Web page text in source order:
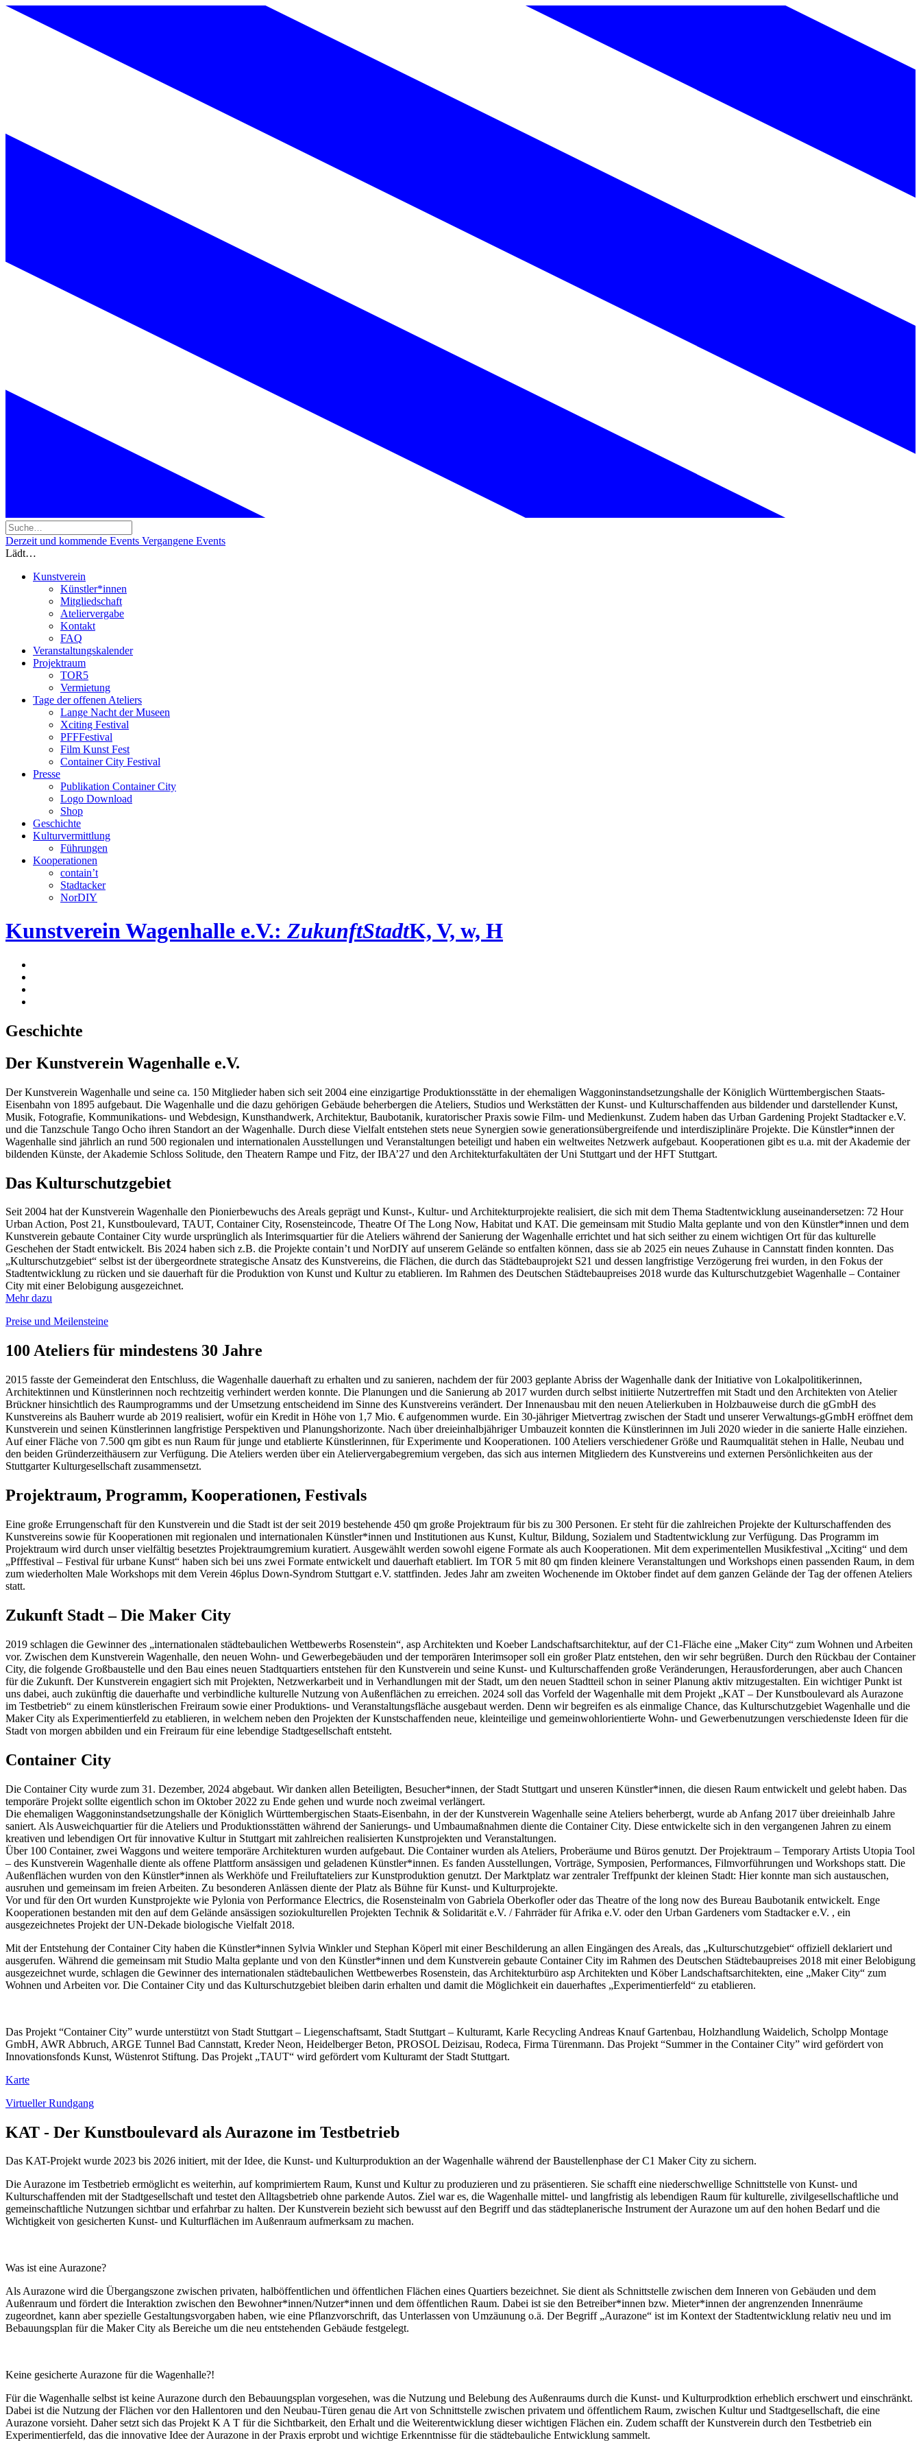
Derzeit und kommende Events Vergangene Events
Lädt…
Kunstverein
Künstler*innen
Mitgliedschaft
Ateliervergabe
Kontakt
FAQ
Veranstaltungskalender
Projektraum
TOR5
Vermietung
Tage der offenen Ateliers
Lange Nacht der Museen
Xciting Festival
PFFFestival
Film Kunst Fest
Container City Festival
Presse
Publikation Container City
Logo Download
Shop
Geschichte
Kulturvermittlung
Führungen
Kooperationen
contain’t
Stadtacker
NorDIY
Kunstverein Wagenhalle e.V.: ZukunftStadtK, V, w, H
Geschichte
Der Kunstverein Wagenhalle e.V.
Der Kunstverein Wagenhalle und seine ca. 150 Mitglieder haben sich seit 2004 eine einzigartige Produktionsstätte in der ehemaligen Waggoninstandsetzungshalle der Königlich Württembergischen Staats-
Eisenbahn von 1895 aufgebaut. Die Wagenhalle und die dazu gehörigen Gebäude beherbergen die Ateliers, Studios und Werkstätten der Kunst- und Kulturschaffenden aus bildender und darstellender Kunst,
Musik, Fotografie, Kommunikations- und Webdesign, Kunsthandwerk, Architektur, Baubotanik, kuratorischer Praxis sowie Film- und Medienkunst. Zudem haben das Urban Gardening Projekt Stadtacker e.V.
und die Tanzschule Tango Ocho ihren Standort an der Wagenhalle. Durch diese Vielfalt entstehen stets neue Synergien sowie generationsübergreifende und interdisziplinäre Projekte. Die Künstler*innen der
Wagenhalle sind jährlich an rund 500 regionalen und internationalen Ausstellungen und Veranstaltungen beteiligt und haben ein weltweites Netzwerk aufgebaut. Kooperationen gibt es u.a. mit der Akademie der
bildenden Künste, der Akademie Schloss Solitude, den Theatern Rampe und Fitz, der IBA’27 und den Architekturfakultäten der Uni Stuttgart und der HFT Stuttgart.
Das Kulturschutzgebiet
Seit 2004 hat der Kunstverein Wagenhalle den Pionierbewuchs des Areals geprägt und Kunst-, Kultur- und Architekturprojekte realisiert, die sich mit dem Thema Stadtentwicklung auseinandersetzen: 72 Hour
Urban Action, Post 21, Kunstboulevard, TAUT, Container City, Rosensteincode, Theatre Of The Long Now, Habitat und KAT. Die gemeinsam mit Studio Malta geplante und von den Künstler*innen und dem
Kunstverein gebaute Container City wurde ursprünglich als Interimsquartier für die Ateliers während der Sanierung der Wagenhalle errichtet und hat sich seither zu einem wichtigen Ort für das kulturelle
Geschehen der Stadt entwickelt. Bis 2024 haben sich z.B. die Projekte contain’t und NorDIY auf unserem Gelände so entfalten können, dass sie ab 2025 ein neues Zuhause in Cannstatt finden konnten. Das
„Kulturschutzgebiet“ selbst ist der übergeordnete strategische Ansatz des Kunstvereins, die Flächen, die durch das Städtebauprojekt S21 und dessen langfristige Verzögerung frei wurden, in den Fokus der
Stadtentwicklung zu rücken und sie dauerhaft für die Produktion von Kunst und Kultur zu etablieren. Im Rahmen des Deutschen Städtebaupreises 2018 wurde das Kulturschutzgebiet Wagenhalle – Container
City mit einer Belobigung ausgezeichnet.
Mehr dazu
Preise und Meilensteine
100 Ateliers für mindestens 30 Jahre
2015 fasste der Gemeinderat den Entschluss, die Wagenhalle dauerhaft zu erhalten und zu sanieren, nachdem der für 2003 geplante Abriss der Wagenhalle dank der Initiative von Lokalpolitikerinnen,
Architektinnen und Künstlerinnen noch rechtzeitig verhindert werden konnte. Die Planungen und die Sanierung ab 2017 wurden durch selbst initiierte Nutzertreffen mit Stadt und den Architekten von Atelier
Brückner hinsichtlich des Raumprogramms und der Umsetzung entscheidend im Sinne des Kunstvereins verändert. Der Innenausbau mit den neuen Atelierkuben in Holzbauweise durch die gGmbH des
Kunstvereins als Bauherr wurde ab 2019 realisiert, wofür ein Kredit in Höhe von 1,7 Mio. € aufgenommen wurde. Ein 30-jähriger Mietvertrag zwischen der Stadt und unserer Verwaltungs-gGmbH eröffnet dem
Kunstverein und seinen Künstlerinnen langfristige Perspektiven und Planungshorizonte. Nach über dreieinhalbjähriger Umbauzeit konnten die Künstlerinnen im Juli 2020 wieder in die sanierte Halle einziehen.
Auf einer Fläche von 7.500 qm gibt es nun Raum für junge und etablierte Künstlerinnen, für Experimente und Kooperationen. 100 Ateliers verschiedener Größe und Raumqualität stehen in Halle, Neubau und
den beiden Gründerzeithäusern zur Verfügung. Die Ateliers werden über ein Ateliervergabegremium vergeben, das sich aus internen Mitgliedern des Kunstvereins und externen Persönlichkeiten aus der
Stuttgarter Kulturgesellschaft zusammensetzt.
Projektraum, Programm, Kooperationen, Festivals
Eine große Errungenschaft für den Kunstverein und die Stadt ist der seit 2019 bestehende 450 qm große Projektraum für bis zu 300 Personen. Er steht für die zahlreichen Projekte der Kulturschaffenden des
Kunstvereins sowie für Kooperationen mit regionalen und internationalen Künstler*innen und Institutionen aus Kunst, Kultur, Bildung, Sozialem und Stadtentwicklung zur Verfügung. Das Programm im
Projektraum wird durch unser vielfältig besetztes Projektraumgremium kuratiert. Ausgewählt werden sowohl eigene Formate als auch Kooperationen. Mit dem experimentellen Musikfestival „Xciting“ und dem
„Pfffestival – Festival für urbane Kunst“ haben sich bei uns zwei Formate entwickelt und dauerhaft etabliert. Im TOR 5 mit 80 qm finden kleinere Veranstaltungen und Workshops einen passenden Raum, in dem
zum wiederholten Male Workshops mit dem Verein 46plus Down-Syndrom Stuttgart e.V. stattfinden. Jedes Jahr am zweiten Wochenende im Oktober findet auf dem ganzen Gelände der Tag der offenen Ateliers
statt.
Zukunft Stadt – Die Maker City
2019 schlagen die Gewinner des „internationalen städtebaulichen Wettbewerbs Rosenstein“, asp Architekten und Koeber Landschaftsarchitektur, auf der C1-Fläche eine „Maker City“ zum Wohnen und Arbeiten
vor. Zwischen dem Kunstverein Wagenhalle, den neuen Wohn- und Gewerbegebäuden und der temporären Interimsoper soll ein großer Platz entstehen, den wir sehr begrüßen. Durch den Rückbau der Container
City, die folgende Großbaustelle und den Bau eines neuen Stadtquartiers entstehen für den Kunstverein und seine Kunst- und Kulturschaffenden große Veränderungen, Herausforderungen, aber auch Chancen
für die Zukunft. Der Kunstverein engagiert sich mit Projekten, Netzwerkarbeit und in Verhandlungen mit der Stadt, um den neuen Stadtteil schon in seiner Planung aktiv mitzugestalten. Ein wichtiger Punkt ist
uns dabei, auch zukünftig die dauerhafte und verbindliche kulturelle Nutzung von Außenflächen zu erreichen. 2024 soll das Vorfeld der Wagenhalle mit dem Projekt „KAT – Der Kunstboulevard als Aurazone
im Testbetrieb“ zu einem künstlerischen Freiraum sowie einer Produktions- und Veranstaltungsfläche ausgebaut werden. Denn wir begreifen es als einmalige Chance, das Kulturschutzgebiet Wagenhalle und die
Maker City als Experimentierfeld zu etablieren, in welchem neben den Projekten der Kunstschaffenden neue, kleinteilige und gemeinwohlorientierte Wohn- und Gewerbenutzungen verschiedenste Ideen für die
Stadt von morgen abbilden und ein Freiraum für eine lebendige Stadtgesellschaft entsteht.
Container City
Die Container City wurde zum 31. Dezember, 2024 abgebaut. Wir danken allen Beteiligten, Besucher*innen, der Stadt Stuttgart und unseren Künstler*innen, die diesen Raum entwickelt und gelebt haben. Das
temporäre Projekt sollte eigentlich schon im Oktober 2022 zu Ende gehen und wurde noch zweimal verlängert.
Die ehemaligen Waggoninstandsetzungshalle der Königlich Württembergischen Staats-Eisenbahn, in der der Kunstverein Wagenhalle seine Ateliers beherbergt, wurde ab Anfang 2017 über dreieinhalb Jahre
saniert. Als Ausweichquartier für die Ateliers und Produktionsstätten während der Sanierungs- und Umbaumaßnahmen diente die Container City. Diese entwickelte sich in den vergangenen Jahren zu einem
kreativen und lebendigen Ort für innovative Kultur in Stuttgart mit zahlreichen realisierten Kunstprojekten und Veranstaltungen.
Über 100 Container, zwei Waggons und weitere temporäre Architekturen wurden aufgebaut. Die Container wurden als Ateliers, Proberäume und Büros genutzt. Der Projektraum – Temporary Artists Utopia Tool
– des Kunstverein Wagenhalle diente als offene Plattform ansässigen und geladenen Künstler*innen. Es fanden Ausstellungen, Vorträge, Symposien, Performances, Filmvorführungen und Workshops statt. Die
Außenflächen wurden von den Künstler*innen als Werkhöfe und Freiluftateliers zur Kunstproduktion genutzt. Der Marktplatz war zentraler Treffpunkt der kleinen Stadt: Hier konnte man sich austauschen,
ausruhen und gemeinsam im freien Arbeiten. Zu besonderen Anlässen diente der Platz als Bühne für Kunst- und Kulturprojekte.
Vor und für den Ort wurden Kunstprojekte wie Pylonia von Performance Electrics, die Rosensteinalm von Gabriela Oberkofler oder das Theatre of the long now des Bureau Baubotanik entwickelt. Enge
Kooperationen bestanden mit den auf dem Gelände ansässigen soziokulturellen Projekten Technik & Solidarität e.V. / Fahrräder für Afrika e.V. oder den Urban Gardeners vom Stadtacker e.V. , ein
ausgezeichnetes Projekt der UN-Dekade biologische Vielfalt 2018.
Mit der Entstehung der Container City haben die Künstler*innen Sylvia Winkler und Stephan Köperl mit einer Beschilderung an allen Eingängen des Areals, das „Kulturschutzgebiet“ offiziell deklariert und
ausgerufen. Während die gemeinsam mit Studio Malta geplante und von den Künstler*innen und dem Kunstverein gebaute Container City im Rahmen des Deutschen Städtebaupreises 2018 mit einer Belobigung
ausgezeichnet wurde, schlagen die Gewinner des internationalen städtebaulichen Wettbewerbes Rosenstein, das Architekturbüro asp Architekten und Köber Landschaftsarchitekten, eine „Maker City“ zum
Wohnen und Arbeiten vor. Die Container City und das Kulturschutzgebiet bleiben darin erhalten und damit die Möglichkeit ein dauerhaftes „Experimentierfeld“ zu etablieren.
Das Projekt “Container City” wurde unterstützt von Stadt Stuttgart – Liegenschaftsamt, Stadt Stuttgart – Kulturamt, Karle Recycling Andreas Knauf Gartenbau, Holzhandlung Waidelich, Scholpp Montage
GmbH, AWR Abbruch, ARGE Tunnel Bad Cannstatt, Kreder Neon, Heidelberger Beton, PROSOL Deizisau, Rodeca, Firma Türenmann. Das Projekt “Summer in the Container City” wird gefördert von
Innovationsfonds Kunst, Wüstenrot Stiftung. Das Projekt „TAUT“ wird gefördert vom Kulturamt der Stadt Stuttgart.
Karte
Virtueller Rundgang
KAT - Der Kunstboulevard als Aurazone im Testbetrieb
Das KAT-Projekt wurde 2023 bis 2026 initiert, mit der Idee, die Kunst- und Kulturproduktion an der Wagenhalle während der Baustellenphase der C1 Maker City zu sichern.
Die Aurazone im Testbetrieb ermöglicht es weiterhin, auf komprimiertem Raum, Kunst und Kultur zu produzieren und zu präsentieren. Sie schafft eine niederschwellige Schnittstelle von Kunst- und
Kulturschaffenden mit der Stadtgesellschaft und testet den Alltagsbetrieb ohne parkende Autos. Ziel war es, die Wagenhalle mittel- und langfristig als lebendigen Raum für kulturelle, zivilgesellschaftliche und
gemeinschaftliche Nutzungen sichtbar und erfahrbar zu halten. Der Kunstverein bezieht sich bewusst auf den Begriff und das städteplanerische Instrument der Aurazone um auf den hohen Bedarf und die
Wichtigkeit von gesicherten Kunst- und Kulturflächen im Außenraum aufmerksam zu machen.
Was ist eine Aurazone?
Als Aurazone wird die Übergangszone zwischen privaten, halböffentlichen und öffentlichen Flächen eines Quartiers bezeichnet. Sie dient als Schnittstelle zwischen dem Inneren von Gebäuden und dem
Außenraum und fördert die Interaktion zwischen den Bewohner*innen/Nutzer*innen und dem öffentlichen Raum. Dabei ist sie den Betreiber*innen bzw. Mieter*innen der angrenzenden Innenräume
zugeordnet, kann aber spezielle Gestaltungsvorgaben haben, wie eine Pflanzvorschrift, das Unterlassen von Umzäunung o.ä. Der Begriff „Aurazone“ ist im Kontext der Stadtentwicklung relativ neu und im
Bebauungsplan für die Maker City als Bereiche um die neu entstehenden Gebäude festgelegt.
Keine gesicherte Aurazone für die Wagenhalle?!
Für die Wagenhalle selbst ist keine Aurazone durch den Bebauungsplan vorgesehen, was die Nutzung und Belebung des Außenraums durch die Kunst- und Kulturprodktion erheblich erschwert und einschränkt.
Dabei ist die Nutzung der Flächen vor den Hallentoren und den Neubau-Türen genau die Art von Schnittstelle zwischen privatem und öffentlichem Raum, zwischen Kultur und Stadtgesellschaft, die eine
Aurazone vorsieht. Daher setzt sich das Projekt K A T für die Sichtbarkeit, den Erhalt und die Weiterentwicklung dieser wichtigen Flächen ein. Zudem schafft der Kunstverein durch den Testbetrieb ein
Experimentierfeld, das die innovative Idee der Aurazone in der Praxis erprobt und wichtige Erkenntnisse für die städtebauliche Entwicklung sammelt.